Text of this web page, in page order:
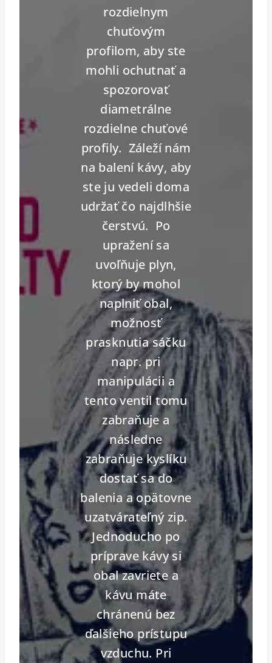
rozdielnym
chuťovým
profilom, aby ste
mohli ochutnať a
spozorovať
diametrálne
rozdielne chuťové
profily. Záleží nám
na balení kávy, aby
ste ju vedeli doma
udržať čo najdlhšie
čerstvú. Po
upražení sa
uvoľňuje plyn,
ktorý by mohol
naplniť obal,
možnosť
prasknutia sáčku
napr. pri
manipulácii a
tento ventil tomu
zabraňuje a
následne
zabraňuje kyslíku
dostať sa do
balenia a opätovne
uzatvárateľný zip.
Jednoducho po
príprave kávy si
obal zavriete a
kávu máte
chránenú bez
ďalšieho prístupu
vzduchu. Pri